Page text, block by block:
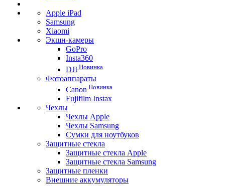
Apple iPad
Samsung
Xiaomi
Экшн-камеры
GoPro
Insta360
DJI Новинка
Фотоаппараты
Canon Новинка
Fujifilm Instax
Чехлы
Чехлы Apple
Чехлы Samsung
Сумки для ноутбуков
Защитные стекла
Защитные стекла Apple
Защитные стекла Samsung
Защитные пленки
Внешние аккумуляторы